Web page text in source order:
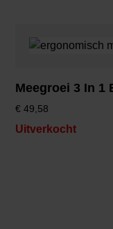
Meegroei 3 In 1
€ 49,58
Uitverkocht